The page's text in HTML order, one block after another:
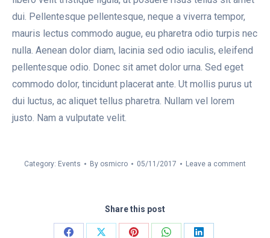
dui. Pellentesque pellentesque, neque a viverra tempor,
mauris lectus commodo augue, eu pharetra odio turpis nec
nulla. Aenean dolor diam, lacinia sed odio iaculis, eleifend
pellentesque odio. Donec sit amet dolor urna. Sed eget
commodo dolor, tincidunt placerat ante. Ut mollis purus ut
dui luctus, ac aliquet tellus pharetra. Nullam vel lorem
justo. Nam a vulputate velit.
Category: Events By osmicro 05/11/2017 Leave a comment
Share this post